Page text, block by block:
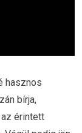
hasznos
bírja,
érintett